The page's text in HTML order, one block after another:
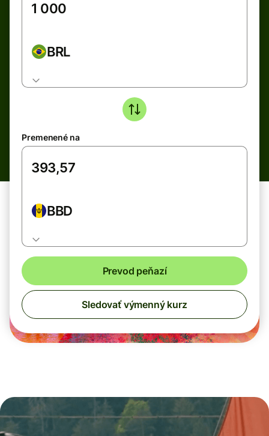
BRL
Premenené na
BBD
Prevod peňazí
Sledovať výmenný kurz